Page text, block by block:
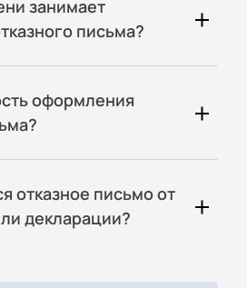
занимает
письма?
оформления
отказное письмо от
декларации?